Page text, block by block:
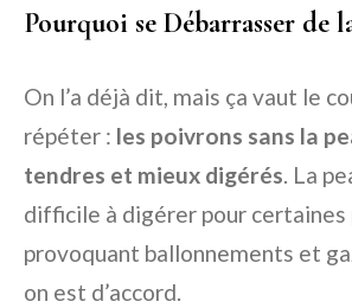
Pourquoi se Débarrasser de
On l’a déjà dit, mais ça vaut le
répéter : les poivrons sans la
tendres et mieux digérés. La
difficile à digérer pour certaines
provoquant ballonnements et
on est d’accord.